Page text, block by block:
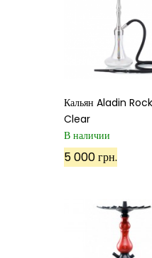
Кальян Aladin
Clear
В наличии
5 000 грн.